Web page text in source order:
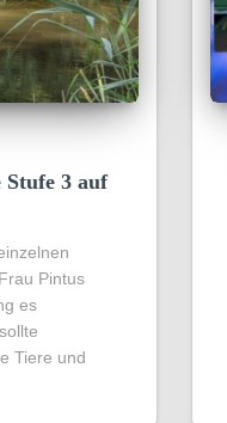
Stufe 3 auf
Pintus
es
Tiere und